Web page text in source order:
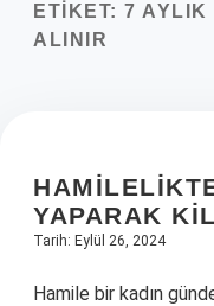
Yasal Uyarı
ETIKET: 7 AYLIK
ALINIR
YAPARAK
Tarih: Eylül 26, 2024
Hamile bir kadın